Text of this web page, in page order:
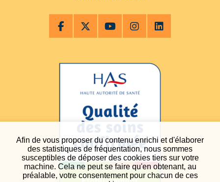
Afin de vous proposer du contenu enrichi et d'élaborer
des statistiques de fréquentation, nous sommes
susceptibles de déposer des cookies tiers sur votre
machine. Cela ne peut se faire qu'en obtenant, au
préalable, votre consentement pour chacun de ces